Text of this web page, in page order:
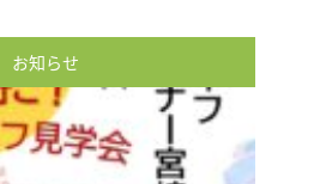
お知らせ